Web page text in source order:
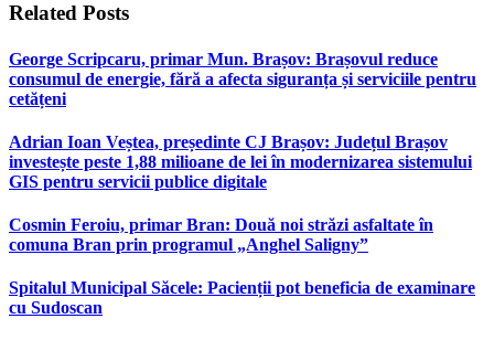
Related Posts
George Scripcaru, primar Mun. Brașov: Brașovul reduce
consumul de energie, fără a afecta siguranța și serviciile pentru
cetățeni
Adrian Ioan Veștea, președinte CJ Brașov: Județul Brașov
investește peste 1,88 milioane de lei în modernizarea sistemului
GIS pentru servicii publice digitale
Cosmin Feroiu, primar Bran: Două noi străzi asfaltate în
comuna Bran prin programul „Anghel Saligny”
Spitalul Municipal Săcele: Pacienții pot beneficia de examinare
cu Sudoscan